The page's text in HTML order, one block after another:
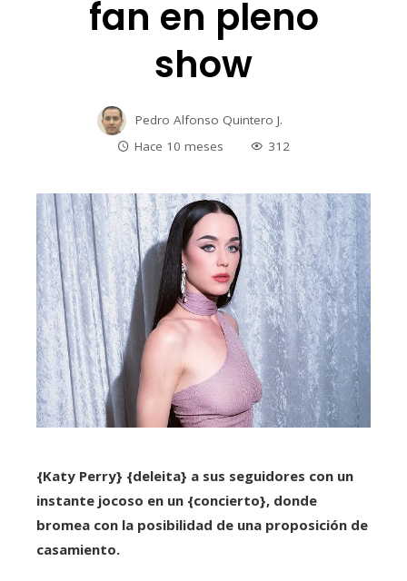
fan en pleno
show
Pedro Alfonso Quintero J.
Hace 10 meses
312
{Katy Perry} {deleita} a sus seguidores con un
instante jocoso en un {concierto}, donde
bromea con la posibilidad de una proposición de
casamiento.